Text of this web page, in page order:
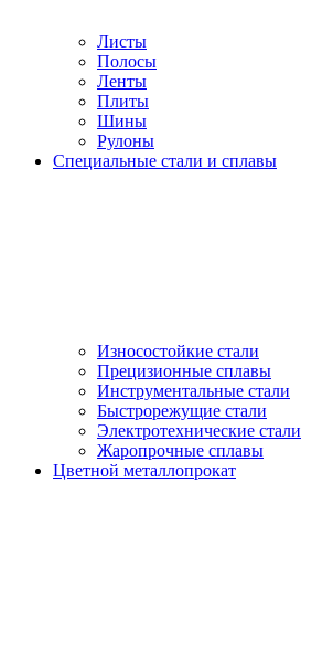
Листы
Полосы
Ленты
Плиты
Шины
Рулоны
Специальные стали и сплавы
Износостойкие стали
Прецизионные сплавы
Инструментальные стали
Быстрорежущие стали
Электротехнические стали
Жаропрочные сплавы
Цветной металлопрокат